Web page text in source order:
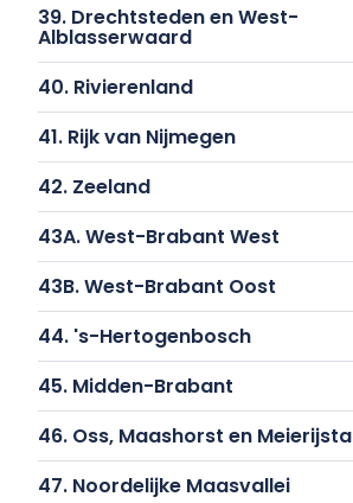
40. Rivierenland
41. Rijk van Nijmegen
42. Zeeland
43A. West-Brabant West
43B. West-Brabant Oost
44. 's-Hertogenbosch
45. Midden-Brabant
46. Oss, Maashorst en Meierijstad
47. Noordelijke Maasvallei
48. Eindhoven en De Kempen